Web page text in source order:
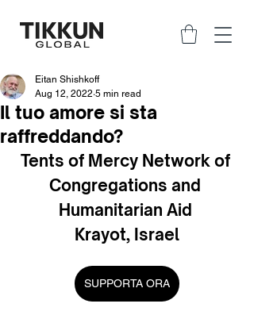
Il tuo amore si sta
raffreddando?
Eitan Shishkoff
Aug 12, 2022 5 min read
Tents of Mercy Network of
Congregations and
Humanitarian Aid
Krayot, Israel
SUPPORTA ORA